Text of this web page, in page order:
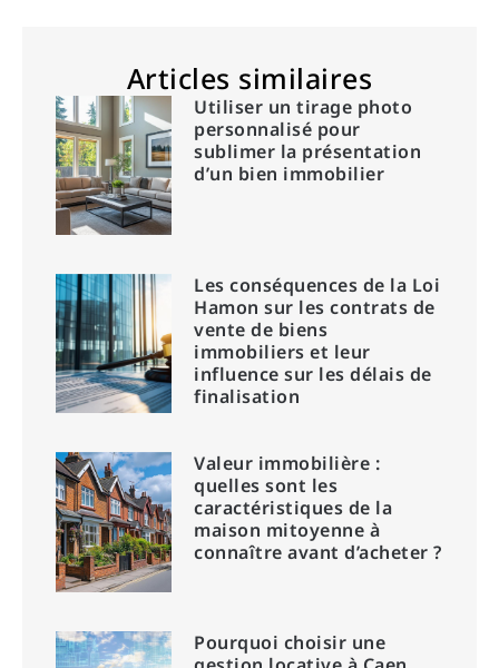
Articles similaires
Utiliser un tirage photo
personnalisé pour
sublimer la présentation
d’un bien immobilier
Les conséquences de la Loi
Hamon sur les contrats de
vente de biens
immobiliers et leur
influence sur les délais de
finalisation
Valeur immobilière :
quelles sont les
caractéristiques de la
maison mitoyenne à
connaître avant d’acheter ?
Pourquoi choisir une